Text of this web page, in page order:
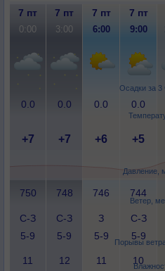
Осадки за 3
Давление,
Ветер,
Порывы
7 пт 7 пт 7 пт 7 пт
0:00 3:00 6:00 9:00
0.0 0.0 0.0 0.0
+7 +7 +6 +5
750 748 746 744
С-З
5-9
С-З
5-9
З
5-9
С-З
5-9
11 12 11 10